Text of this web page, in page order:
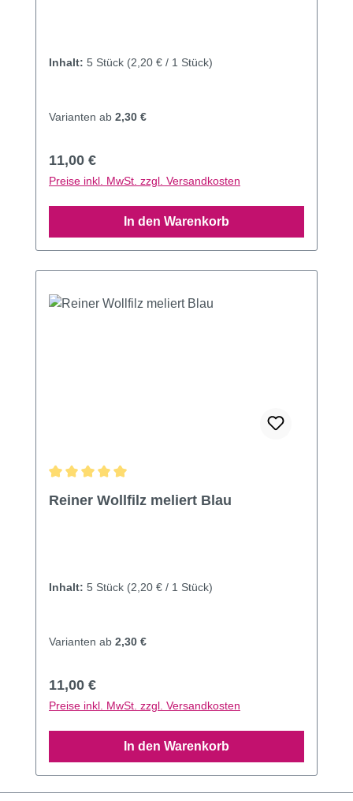
Inhalt: 5 Stück (2,20 € / 1 Stück)
Varianten ab 2,30 €
Regulärer Preis:
11,00 €
Preise inkl. MwSt. zzgl. Versandkosten
In den Warenkorb
Reiner Wollfilz meliert Blau
Inhalt: 5 Stück (2,20 € / 1 Stück)
Varianten ab 2,30 €
Regulärer Preis:
11,00 €
Preise inkl. MwSt. zzgl. Versandkosten
In den Warenkorb